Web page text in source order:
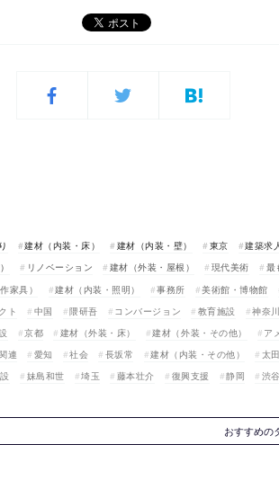
建材（内装・床） 建材（内装・壁） 東京 建築求
リノベーション 建材（外装・屋根） 現代美術 最
家具）
建材（内装・照明） 事務所 美術館・博物館
ト 中国 隈研吾 コンバージョン 教育施設 神奈川
京都 建材（外装・床） 建材（外装・その他） ア
連 愛知 社会 長坂常 建材（内装・その他） 太
妹島和世 埼玉 藤本壮介 復興支援 静岡 渋
おすすめの